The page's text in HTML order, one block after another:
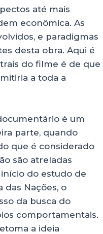
até mais
econômica. As
e paradigmas
desta obra. Aqui é
do filme é de que
a toda a
é um
parte, quando
que é considerado
são atreladas
do estudo de
das Nações, o
da busca do
comportamentais.
a ideia